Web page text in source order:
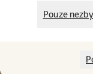
Pouze